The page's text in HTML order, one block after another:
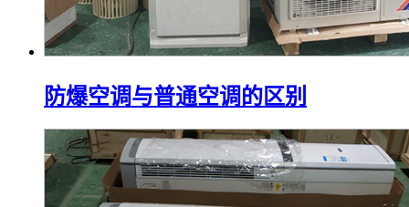
防爆空调与普通空调的区别